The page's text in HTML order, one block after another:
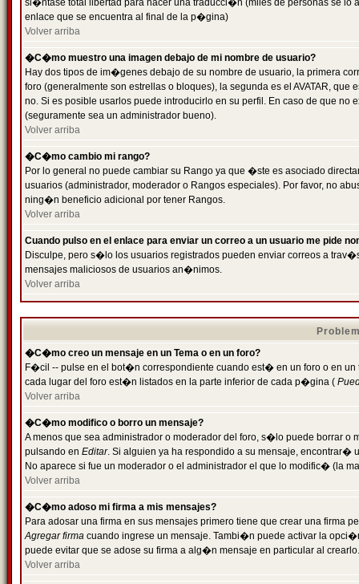
si�ntase total libertad para hacer una traducci�n (miles de personas se
enlace que se encuentra al final de la p�gina)
Volver arriba
�C�mo muestro una imagen debajo de mi nombre de usuario?
Hay dos tipos de im�genes debajo de su nombre de usuario, la primera
foro (generalmente son estrellas o bloques), la segunda es el AVATAR,
no. Si es posible usarlos puede introducirlo en su perfil. En caso de que
(seguramente sea un administrador bueno).
Volver arriba
�C�mo cambio mi rango?
Por lo general no puede cambiar su Rango ya que �ste es asociado
usuarios (administrador, moderador o Rangos especiales). Por favor, no
ning�n beneficio adicional por tener Rangos.
Volver arriba
Cuando pulso en el enlace para enviar un correo a un usuario me pide
Disculpe, pero s�lo los usuarios registrados pueden enviar correos a
mensajes maliciosos de usuarios an�nimos.
Volver arriba
�C�mo creo un mensaje en un Tema o en un foro?
F�cil -- pulse en el bot�n correspondiente cuando est� en un foro o en
cada lugar del foro est�n listados en la parte inferior de cada p�gina (
Volver arriba
�C�mo modifico o borro un mensaje?
A menos que sea administrador o moderador del foro, s�lo puede borrar o
pulsando en Editar. Si alguien ya ha respondido a su mensaje, encontrar�
No aparece si fue un moderador o el administrador el que lo modific� (la
Volver arriba
�C�mo adoso mi firma a mis mensajes?
Para adosar una firma en sus mensajes primero tiene que crear una firma
Agregar firma cuando ingrese un mensaje. Tambi�n puede activar la
puede evitar que se adose su firma a alg�n mensaje en particular al crearlo.
Volver arriba